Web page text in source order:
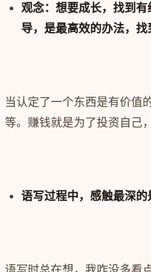
观念：想要成长，找到
导，是最高效的办法，找
当认定了一个东西是有价值
等。赚钱就是为了投资自己
语写过程中，感触最深的